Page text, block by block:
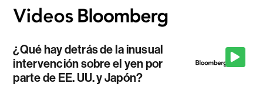
¿Qué hay detrás de la inusual
intervención sobre el yen por
parte de EE. UU. y Japón?